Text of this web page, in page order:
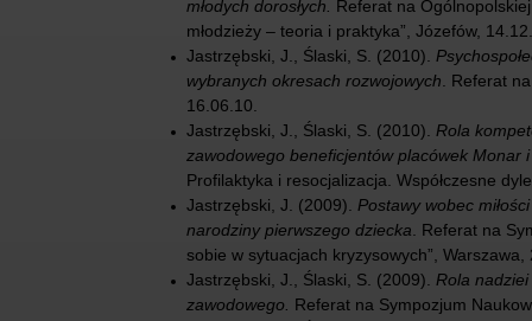
młodych dorosłych. Referat na
młodzieży – teoria i praktyka”, Józefów,
Jastrzębski, J., Ślaski, S. (2010).
wybranych okresach rozwojowych. Referat
16.06.10.
Jastrzębski, J., Ślaski, S. (2010).Rola
zawodowego beneficjentów placówek Monar
Profilaktyka i resocjalizacja. Współczesne
Jastrzębski, J. (2009).Postawy wobec
narodziny pierwszego dziecka. Referat na
sobie w sytuacjach kryzysowych”, Warszawa,
Jastrzębski, J., Ślaski, S. (2009).Rola
zawodowego. Referat na Sympozjum